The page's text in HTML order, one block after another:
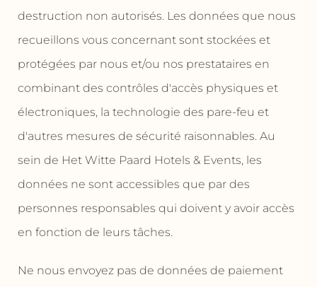
destruction non autorisés. Les données que nous
recueillons vous concernant sont stockées et
protégées par nous et/ou nos prestataires en
combinant des contrôles d'accès physiques et
électroniques, la technologie des pare-feu et
d'autres mesures de sécurité raisonnables. Au
sein de Het Witte Paard Hotels & Events, les
données ne sont accessibles que par des
personnes responsables qui doivent y avoir accès
en fonction de leurs tâches.
Ne nous envoyez pas de données de paiement